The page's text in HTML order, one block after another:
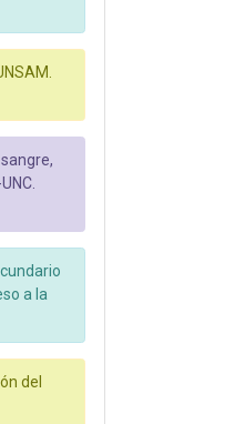
a la
del